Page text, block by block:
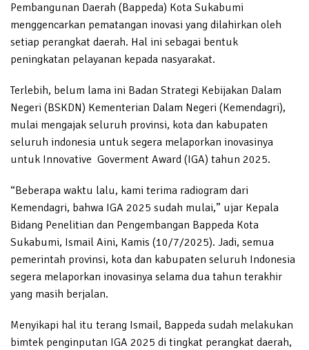
Pembangunan Daerah (Bappeda) Kota Sukabumi
menggencarkan pematangan inovasi yang dilahirkan oleh
setiap perangkat daerah. Hal ini sebagai bentuk
peningkatan pelayanan kepada nasyarakat.
Terlebih, belum lama ini Badan Strategi Kebijakan Dalam
Negeri (BSKDN) Kementerian Dalam Negeri (Kemendagri),
mulai mengajak seluruh provinsi, kota dan kabupaten
seluruh indonesia untuk segera melaporkan inovasinya
untuk Innovative Goverment Award (IGA) tahun 2025.
“Beberapa waktu lalu, kami terima radiogram dari
Kemendagri, bahwa IGA 2025 sudah mulai,” ujar Kepala
Bidang Penelitian dan Pengembangan Bappeda Kota
Sukabumi, Ismail Aini, Kamis (10/7/2025). Jadi, semua
pemerintah provinsi, kota dan kabupaten seluruh Indonesia
segera melaporkan inovasinya selama dua tahun terakhir
yang masih berjalan.
Menyikapi hal itu terang Ismail, Bappeda sudah melakukan
bimtek penginputan IGA 2025 di tingkat perangkat daerah,